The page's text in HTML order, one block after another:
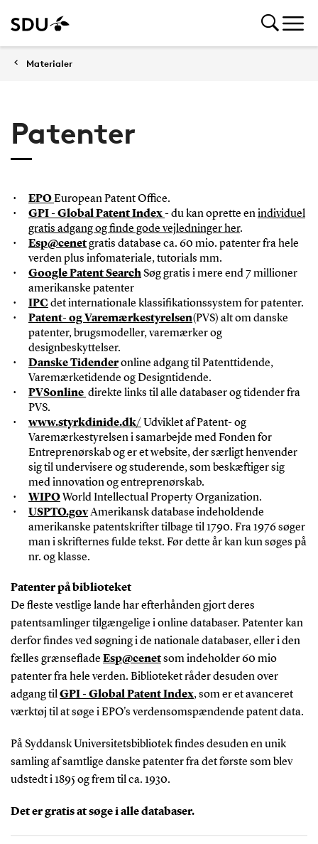
Materialer
Patenter
EPOEuropean Patent Office.
GPI - Global Patent Index- du kan oprette enindividuel
gratis adgang og finde gode vejledninger her.
Esp@cenetgratis database ca. 60 mio. patenter fra hele
verden plus infomateriale, tutorials mm.
Google Patent SearchSøg gratis i mere end 7 millioner
amerikanske patenter
IPC det internationale klassifikationssystem for patenter.
Patent- og Varemærkestyrelsen(PVS) alt om danske
patenter, brugsmodeller, varemærker og
designbeskyttelser.
Danske Tidenderonline adgang til Patenttidende,
Varemærketidende og Designtidende.
PVSonline direkte links til alle databaser og tidender fra
PVS.
www.styrkdinide.dk/ Udviklet af Patent- og
Varemærkestyrelsen i samarbejde med Fonden for
Entreprenørskab og er et website, der særligt henvender
sig til undervisere og studerende, som beskæftiger sig
med innovation og entreprenørskab.
WIPOWorld Intellectual Property Organization.
USPTO.govAmerikansk database indeholdende
amerikanske patentskrifter tilbage til 1790. Fra 1976 søger
man i skrifternes fulde tekst. Før dette år kan kun søges på
nr. og klasse.
Patenter på biblioteket
De fleste vestlige lande har efterhånden gjort deres
patentsamlinger tilgængelige i online databaser. Patenter kan
derfor findes ved søgning i de nationale databaser, eller i den
fælles grænseflade Esp@cenetsom indeholder 60 mio
patenter fra hele verden. Biblioteket råder desuden over
adgang tilGPI - Global Patent Index, som er et avanceret
værktøj til at søge i EPO's verdensomspændende patent data.
På Syddansk Universitetsbibliotek findes desuden en unik
samling af samtlige danske patenter fra det første som blev
udstedt i 1895 og frem til ca. 1930.
Det er gratis at søge i alle databaser.